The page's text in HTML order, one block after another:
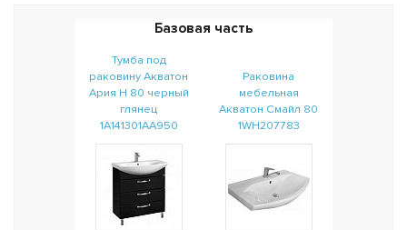
Базовая часть
Тумба под
раковину Акватон
Ария Н 80 черный
глянец
1A141301AA950
Раковина
мебельная
Акватон Смайл 80
1WH207783